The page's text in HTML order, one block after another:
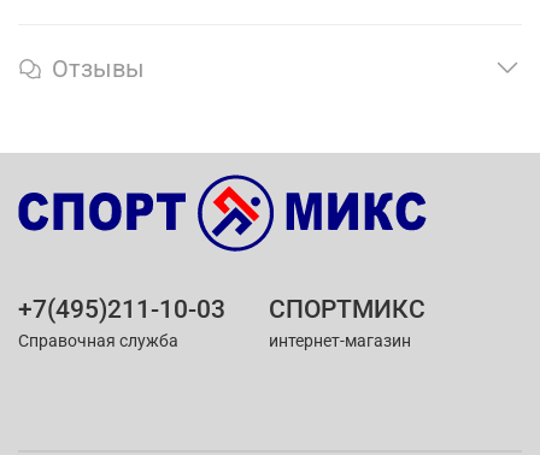
Отзывы
+7(495)211-10-03
Справочная служба
СПОРТМИКС
интернет-магазин